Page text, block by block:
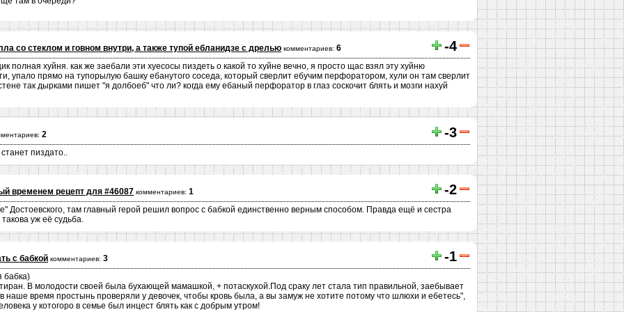
со стеклом и говном внутри, а также тупой ебланидзе с дрелью комментариев: 6 -4
полная хуйня. как же заебали эти хуесосы пиздеть о какой то хуйне вечно, я просто щас взял эту хуйню
упало прямо на тупорылую башку ебанутого соседа, который сверлит ебучим перфоратором, хули он там сверлит
так дырками пишет "я долбоеб" что ли? когда ему ебаный перфоратор в глаз соскочит блять и мозги нахуй
2 -3
пиздато..
временем рецепт для #46087 комментариев: 1 -2
Достоевского, там главный герой решил вопрос с бабкой единственно верным способом. Правда ещё и сестра
уж её судьба.
с бабкой комментариев: 3 -1
бабка)
В молодости своей была бухающей мамашкой, + потаскухой.Под сраку лет стала тип правильной, заебывает
наше время простынь проверяли у девочек, чтобы кровь была, а вы замуж не хотите потому что шлюхи и ебетесь",
у котогоро в семье был инцест блять как с добрым утром!